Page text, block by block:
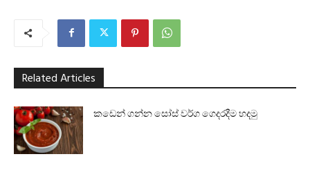
Related Articles
කඩෙන් ගන්න සෝස් වර්ග ගෙදරදීම හදමු